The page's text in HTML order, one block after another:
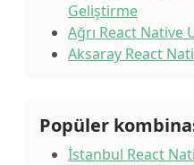
Geliştirme
Ağrı React Native
Aksaray React
Popüler
İstanbul React